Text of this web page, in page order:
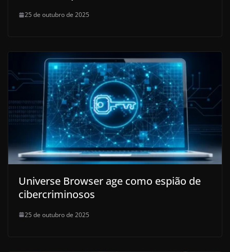
25 de outubro de 2025
Universe Browser age como espião de
cibercriminosos
25 de outubro de 2025